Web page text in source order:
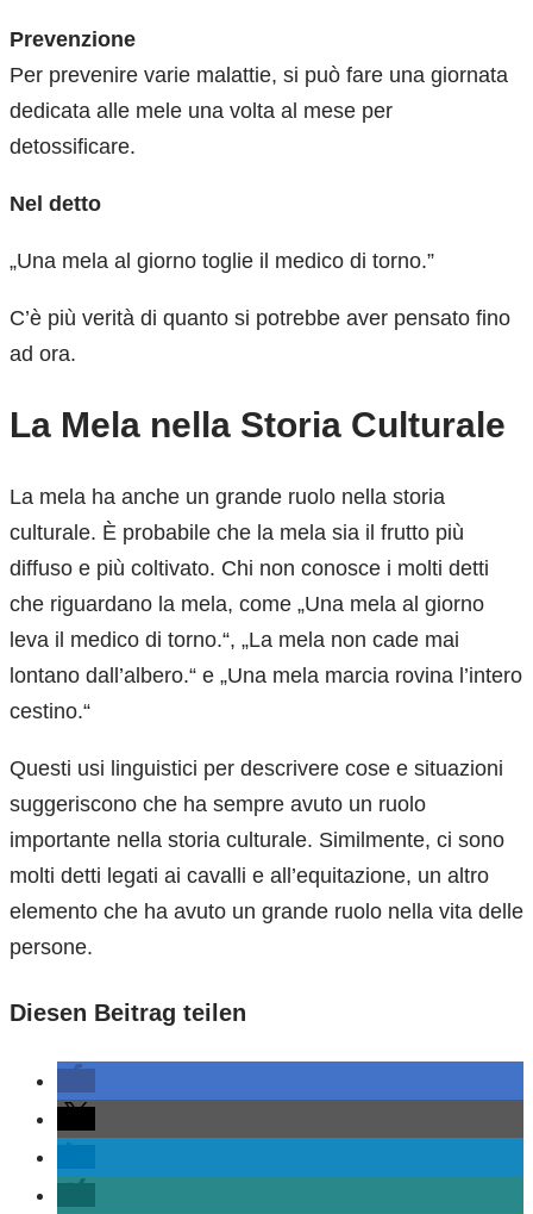
Prevenzione
Per prevenire varie malattie, si può fare una giornata
dedicata alle mele una volta al mese per
detossificare.
Nel detto
„Una mela al giorno toglie il medico di torno.”
C’è più verità di quanto si potrebbe aver pensato fino
ad ora.
La Mela nella Storia Culturale
La mela ha anche un grande ruolo nella storia
culturale. È probabile che la mela sia il frutto più
diffuso e più coltivato. Chi non conosce i molti detti
che riguardano la mela, come „Una mela al giorno
leva il medico di torno.“, „La mela non cade mai
lontano dall’albero.“ e „Una mela marcia rovina l’intero
cestino.“
Questi usi linguistici per descrivere cose e situazioni
suggeriscono che ha sempre avuto un ruolo
importante nella storia culturale. Similmente, ci sono
molti detti legati ai cavalli e all’equitazione, un altro
elemento che ha avuto un grande ruolo nella vita delle
persone.
Diesen Beitrag teilen